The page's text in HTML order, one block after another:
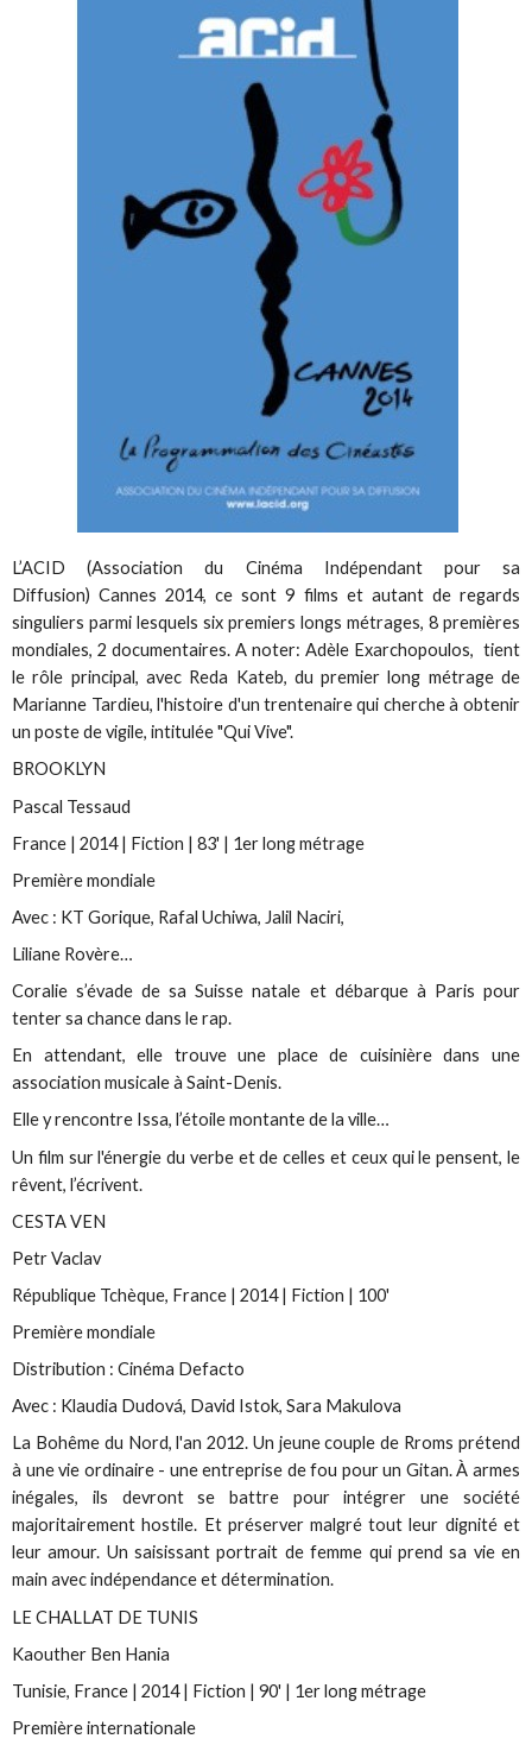
L’ACID (Association du Cinéma Indépendant pour sa
Diffusion) Cannes 2014, ce sont 9 films et autant de regards
singuliers parmi lesquels six premiers longs métrages, 8 premières
mondiales, 2 documentaires. A noter: Adèle Exarchopoulos, tient
le rôle principal, avec Reda Kateb, du premier long métrage de
Marianne Tardieu, l'histoire d'un trentenaire qui cherche à obtenir
un poste de vigile, intitulée "Qui Vive".
BROOKLYN
Pascal Tessaud
France | 2014 | Fiction | 83' | 1er long métrage
Première mondiale
Avec : KT Gorique, Rafal Uchiwa, Jalil Naciri,
Liliane Rovère…
Coralie s’évade de sa Suisse natale et débarque à Paris pour
tenter sa chance dans le rap.
En attendant, elle trouve une place de cuisinière dans une
association musicale à Saint-Denis.
Elle y rencontre Issa, l’étoile montante de la ville…
Un film sur l'énergie du verbe et de celles et ceux qui le pensent, le
rêvent, l’écrivent.
CESTA VEN
Petr Vaclav
République Tchèque, France | 2014 | Fiction | 100'
Première mondiale
Distribution : Cinéma Defacto
Avec : Klaudia Dudová, David Istok, Sara Makulova
La Bohême du Nord, l'an 2012. Un jeune couple de Rroms prétend
à une vie ordinaire - une entreprise de fou pour un Gitan. À armes
inégales, ils devront se battre pour intégrer une société
majoritairement hostile. Et préserver malgré tout leur dignité et
leur amour. Un saisissant portrait de femme qui prend sa vie en
main avec indépendance et détermination.
LE CHALLAT DE TUNIS
Kaouther Ben Hania
Tunisie, France | 2014 | Fiction | 90' | 1er long métrage
Première internationale